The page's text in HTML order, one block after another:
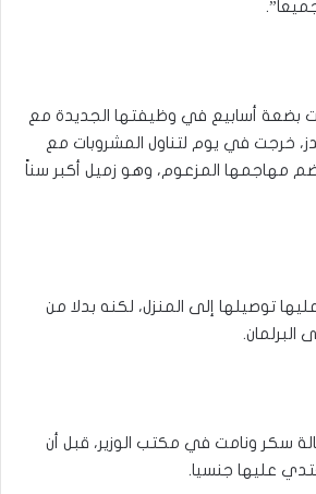
بضعة أسابيع في وظيفتها الجديدة مع
خرجت في يوم لتناول المشروبات مع
مهاجمها المزعوم، وهو زميل أكبر سناً
توصيلها إلى المنزل، لكنه بدلا من
سكر ونامت في مكتب الوزير، قبل أن
عليها جنسيا.